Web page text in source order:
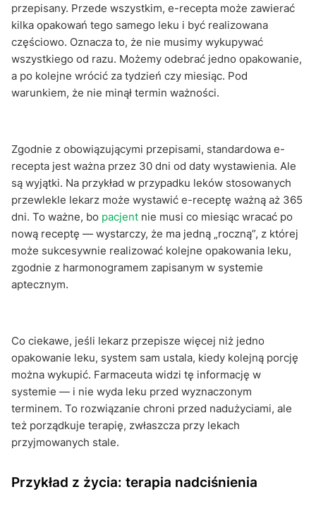
przepisany. Przede wszystkim, e-recepta może zawierać
kilka opakowań tego samego leku i być realizowana
częściowo. Oznacza to, że nie musimy wykupywać
wszystkiego od razu. Możemy odebrać jedno opakowanie,
a po kolejne wrócić za tydzień czy miesiąc. Pod
warunkiem, że nie minął termin ważności.
Zgodnie z obowiązującymi przepisami, standardowa e-
recepta jest ważna przez 30 dni od daty wystawienia. Ale
są wyjątki. Na przykład w przypadku leków stosowanych
przewlekle lekarz może wystawić e-receptę ważną aż 365
dni. To ważne, bo pacjent nie musi co miesiąc wracać po
nową receptę — wystarczy, że ma jedną „roczną”, z której
może sukcesywnie realizować kolejne opakowania leku,
zgodnie z harmonogramem zapisanym w systemie
aptecznym.
Co ciekawe, jeśli lekarz przepisze więcej niż jedno
opakowanie leku, system sam ustala, kiedy kolejną porcję
można wykupić. Farmaceuta widzi tę informację w
systemie — i nie wyda leku przed wyznaczonym
terminem. To rozwiązanie chroni przed nadużyciami, ale
też porządkuje terapię, zwłaszcza przy lekach
przyjmowanych stale.
Przykład z życia: terapia nadciśnienia